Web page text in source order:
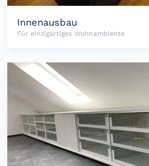
Innenausbau
Für einzigartiges Wohnambiente